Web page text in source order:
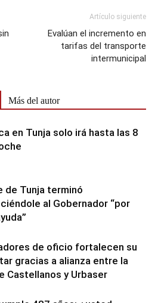
Artículo siguiente
Evalúan el incremento en
tarifas del transporte
intermunicipal
Más del autor
en Tunja solo irá hasta las 8
de Tunja terminó
al Gobernador “por
de oficio fortalecen su
gracias a alianza entre la
Castellanos y Urbaser